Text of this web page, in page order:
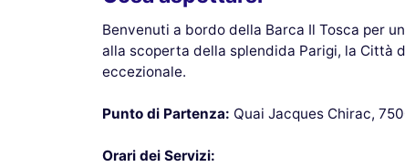
Benvenuti a bordo della Barca Il Tosca per
alla scoperta della splendida Parigi, la Città
eccezionale.
Punto di Partenza: Quai Jacques Chirac,
Orari dei Servizi: